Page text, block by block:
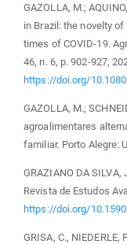
GAZOLLA, M.;
in Brazil: the novelty
times of COVID-19.
46, n. 6, p. 902-927,
https://doi.org/
GAZOLLA, M.;
agroalimentares
familiar. Porto Alegre:
GRAZIANO DA
Revista de Estudos
https://doi.org/
GRISA, C., NIEDERLE,